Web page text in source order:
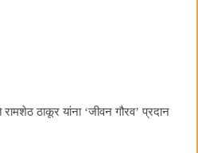
ठाकूर यांना ‌‘जीवन गौरव‌’ प्रदान